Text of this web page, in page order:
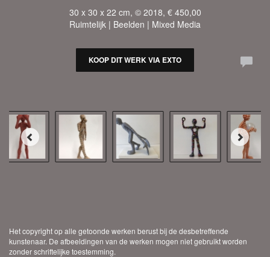
30 x 30 x 22 cm, © 2018, € 450,00
Ruimtelijk | Beelden | Mixed Media
KOOP DIT WERK VIA EXTO
Het copyright op alle getoonde werken berust bij de desbetreffende
kunstenaar. De afbeeldingen van de werken mogen niet gebruikt worden
zonder schriftelijke toestemming.